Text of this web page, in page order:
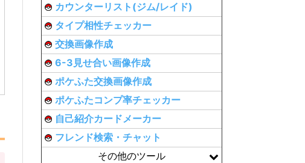
カウンターリスト(ジム/レイド)
タイプ相性チェッカー
交換画像作成
6-3見せ合い画像作成
ポケふた交換画像作成
ポケふたコンプ率チェッカー
自己紹介カードメーカー
フレンド検索・チャット
その他のツール